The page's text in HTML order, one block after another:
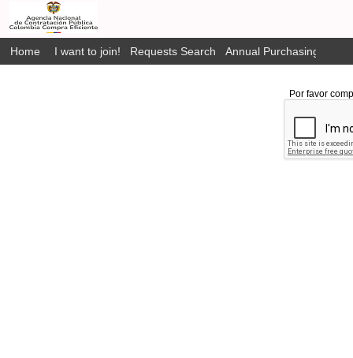
Home I want to join! Requests Search Annual Purchasing Plan
Por favor